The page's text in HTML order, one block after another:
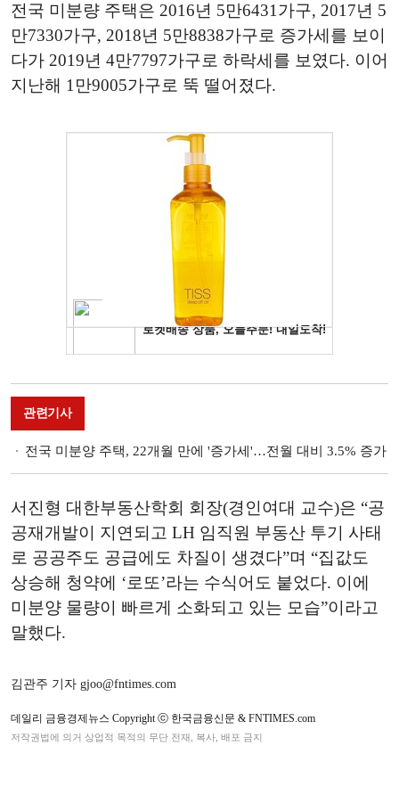
전국 미분량 주택은 2016년 5만6431가구, 2017년 5
만7330가구, 2018년 5만8838가구로 증가세를 보이
다가 2019년 4만7797가구로 하락세를 보였다. 이어
지난해 1만9005가구로 뚝 떨어졌다.
관련기사
전국 미분양 주택, 22개월 만에 '증가세'…전월 대비 3.5% 증가
서진형 대한부동산학회 회장(경인여대 교수)은 “공
공재개발이 지연되고 LH 임직원 부동산 투기 사태
로 공공주도 공급에도 차질이 생겼다”며 “집값도
상승해 청약에 ‘로또’라는 수식어도 붙었다. 이에
미분양 물량이 빠르게 소화되고 있는 모습”이라고
말했다.
김관주 기자 gjoo@fntimes.com
데일리 금융경제뉴스 Copyright ⓒ 한국금융신문 & FNTIMES.com
저작권법에 의거 상업적 목적의 무단 전재, 복사, 배포 금지